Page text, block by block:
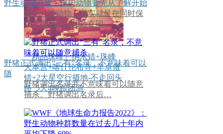
『精品珠峰』纳木错+珠峰
大本营+喀什伦布寺+羊卓雍
错+2大星空行摄地-不走回头
路_5天4晚跟团游
野生动物进城：保护动物要先从了解开始
保护一类动物，其实就是在同时保
护了很多跟它相处在同…
野猪正式调出“三有”名录，不意味着可以
随
野猪调出名录并不意味着可以随意
捕杀。野猪调出名录后…